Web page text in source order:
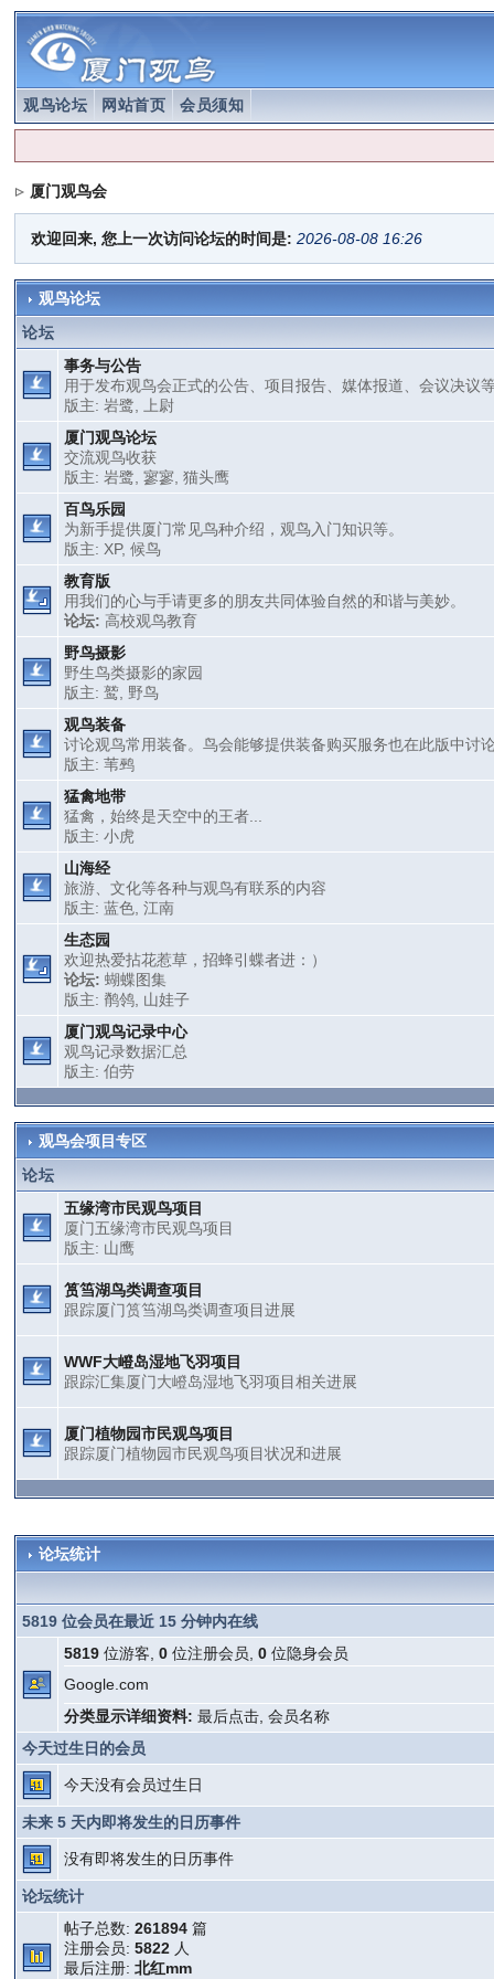
观鸟论坛 网站首页 会员须知
厦门观鸟会
欢迎回来, 您上一次访问论坛的时间是:2026-08-08 16:26
观鸟论坛
论坛
事务与公告
用于发布观鸟会正式的公告、项目报告、媒体报道、会议决议
版主:岩鹭
上尉
厦门观鸟论坛
交流观鸟收获
版主:岩鹭 ,寥寥 ,猫头鹰
百鸟乐园
为新手提供厦门常见鸟种介绍，观鸟入门知识等。
版主: XP,候鸟
教育版
用我们的心与手请更多的朋友共同体验自然的和谐与美妙。
论坛: 高校观鸟教育
野鸟摄影
野生鸟类摄影的家园
版主:鹫 野鸟
观鸟装备
讨论观鸟常用装备。鸟会能够提供装备购买服务也在此版中讨
版主:苇鹀
猛禽地带
猛禽，始终是天空中的王者...
版主:小虎
山海经
旅游、文化等各种与观鸟有联系的内容
版主:蓝色 ,江南
生态园
欢迎热爱拈花惹草，招蜂引蝶者进：）
论坛: 蝴蝶图集
版主:鹡鸰 山娃子
厦门观鸟记录中心
观鸟记录数据汇总
版主:伯劳
观鸟会项目专区
论坛
五缘湾市民观鸟项目
厦门五缘湾市民观鸟项目
版主: 山鹰
筼筜湖鸟类调查项目
跟踪厦门筼筜湖鸟类调查项目进展
WWF大嶝岛湿地飞羽项目
跟踪汇集厦门大嶝岛湿地飞羽项目相关进展
厦门植物园市民观鸟项目
跟踪厦门植物园市民观鸟项目状况和进展
论坛统计
5819 位会员在最近 15 分钟内在线
5819 位游客,0 位注册会员,0 位隐身会员
Google.com
分类显示详细资料: 最后点击 ,会员名称
今天过生日的会员
今天没有会员过生日
未来 5 天内即将发生的日历事件
没有即将发生的日历事件
论坛统计
帖子总数:261894 篇
注册会员:5822 人
最后注册:北红mm